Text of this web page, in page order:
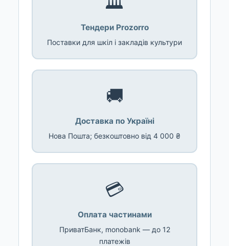
Тендери Prozorro
Поставки для шкіл і закладів культури
🚚
Доставка по Україні
Нова Пошта; безкоштовно від 4 000 ₴
💳
Оплата частинами
ПриватБанк, monobank — до 12
платежів